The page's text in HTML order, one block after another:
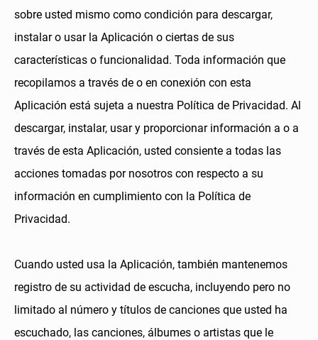
sobre usted mismo como condición para descargar,
instalar o usar la Aplicación o ciertas de sus
características o funcionalidad. Toda información que
recopilamos a través de o en conexión con esta
Aplicación está sujeta a nuestra Política de Privacidad. Al
descargar, instalar, usar y proporcionar información a o a
través de esta Aplicación, usted consiente a todas las
acciones tomadas por nosotros con respecto a su
información en cumplimiento con la Política de
Privacidad.
Cuando usted usa la Aplicación, también mantenemos
registro de su actividad de escucha, incluyendo pero no
limitado al número y títulos de canciones que usted ha
escuchado, las canciones, álbumes o artistas que le